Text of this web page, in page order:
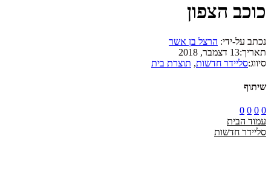
כוכב הצפון
נכתב על-ידי: הרצל בן אשר
תאריך:13 דצמבר, 2018
סיווג:סליידר חדשות, תוצרת בית
שיתוף
0
0
0
0
עמוד הבית
סליידר חדשות